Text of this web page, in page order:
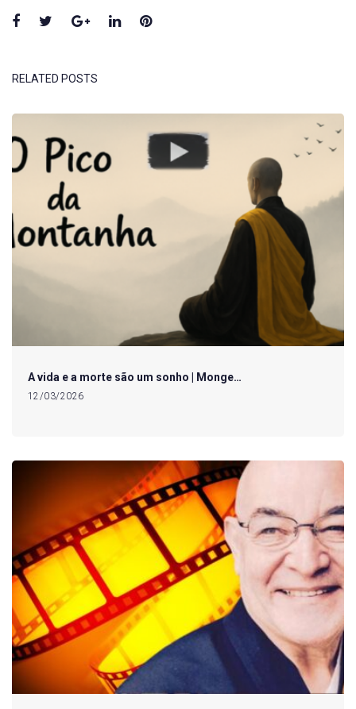
Facebook
TwitterGoogle+LinkedInPinterest
RELATED POSTS
A vida e a morte são um sonho | Monge…
12/03/2026